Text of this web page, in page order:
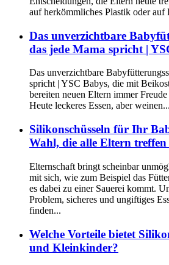
auf herkömmliches Plastik oder auf
Das unverzichtbare
das jede Mama spricht |
Das unverzichtbare
spricht | YSC Babys, die mit
bereiten neuen Eltern immer
Heute leckeres Essen, aber weinen...
Silikonschüsseln für Ihr
Wahl, die alle Eltern treffen
Elternschaft bringt scheinbar
mit sich, wie zum Beispiel das
es dabei zu einer Sauerei kommt.
Problem, sicheres und ungiftiges
finden...
Welche Vorteile bietet
und Kleinkinder?